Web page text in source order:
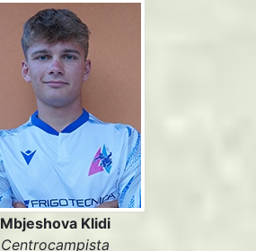
Mbjeshova Klidi
Centrocampista